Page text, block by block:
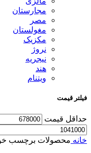
مجارستان
مصر
مغولستان
مکزیک
نروژ
نیجریه
هند
ویتنام
فیلتر قیمت
حداقل قیمت
خانه محصولات برچسب